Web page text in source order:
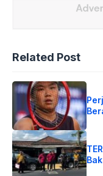
Related Post